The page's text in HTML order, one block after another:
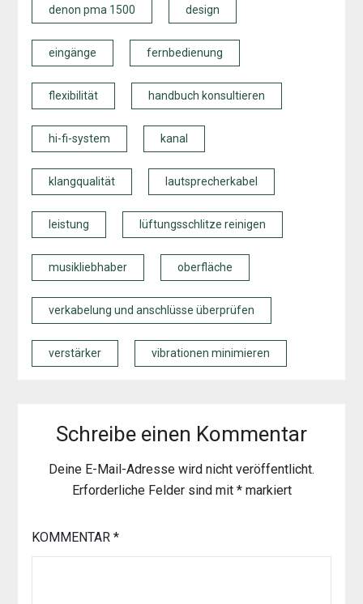
denon pma 1500 design
eingänge fernbedienung
flexibilität handbuch konsultieren
hi-fi-system kanal
klangqualität lautsprecherkabel
leistung lüftungsschlitze reinigen
musikliebhaber oberfläche
verkabelung und anschlüsse überprüfen
verstärker vibrationen minimieren
Schreibe einen Kommentar
Deine E-Mail-Adresse wird nicht veröffentlicht.
Erforderliche Felder sind mit *markiert
KOMMENTAR *